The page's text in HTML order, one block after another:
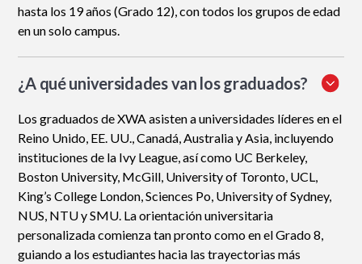
hasta los 19 años (Grado 12), con todos los grupos de edad
en un solo campus.
¿A qué universidades van los graduados?
Los graduados de XWA asisten a universidades líderes en el
Reino Unido, EE. UU., Canadá, Australia y Asia, incluyendo
instituciones de la Ivy League, así como UC Berkeley,
Boston University, McGill, University of Toronto, UCL,
King’s College London, Sciences Po, University of Sydney,
NUS, NTU y SMU. La orientación universitaria
personalizada comienza tan pronto como en el Grado 8,
guiando a los estudiantes hacia las trayectorias más